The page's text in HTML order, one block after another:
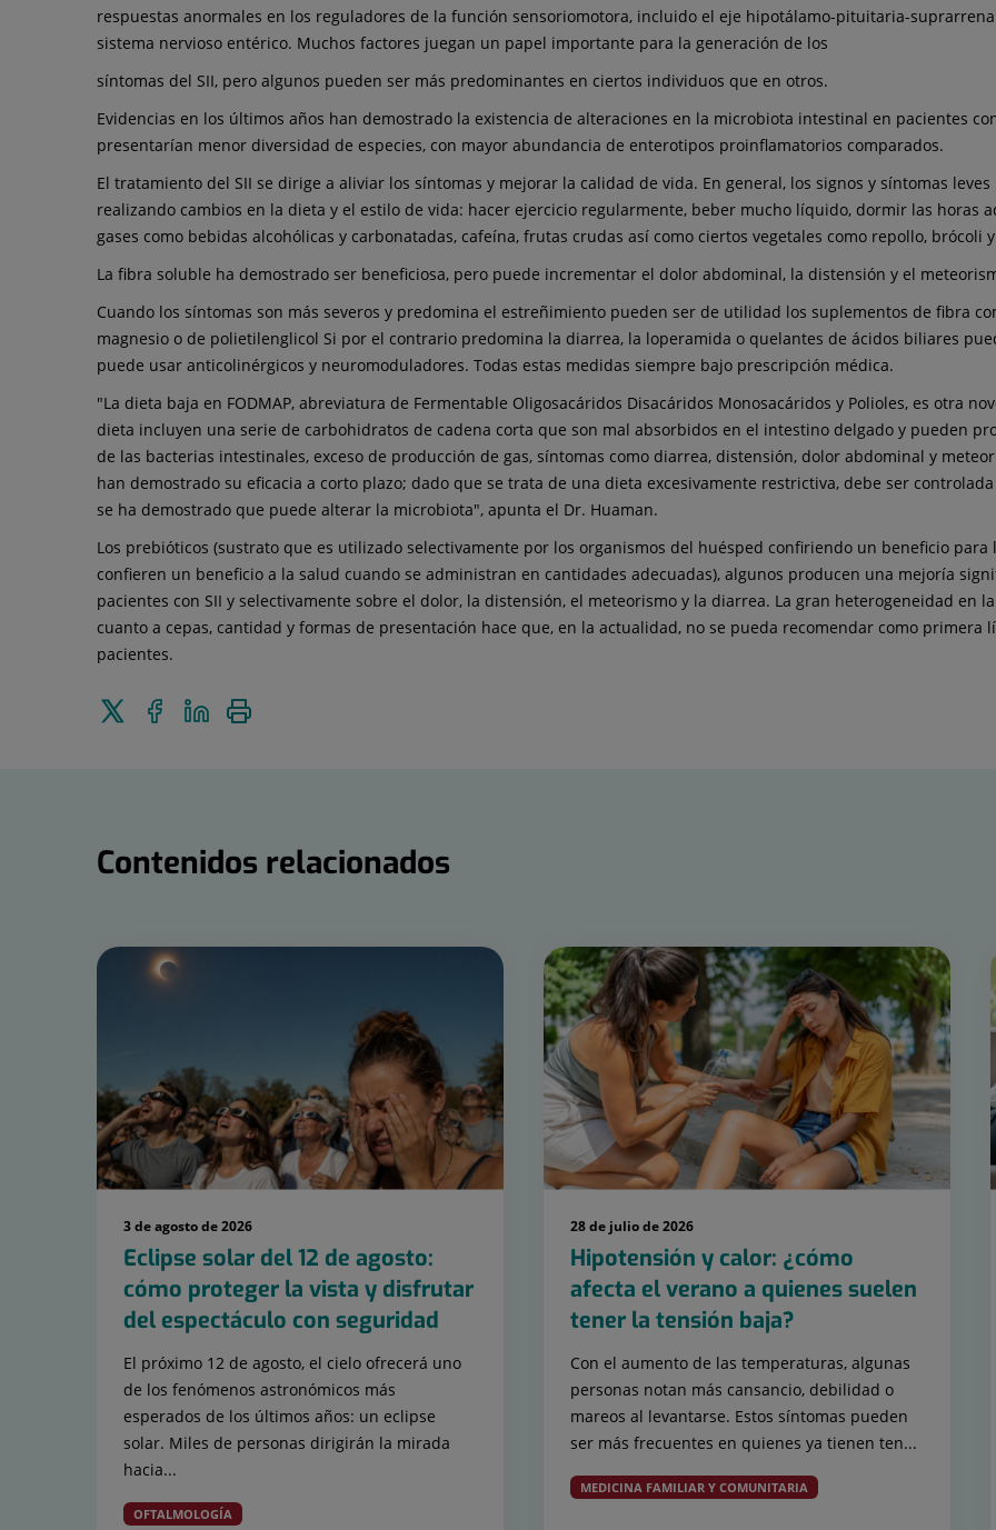
respuestas anormales en los reguladores de la función sensoriomotora, incluido el eje hipotálamo-pituitaria-
sistema nervioso entérico. Muchos factores juegan un papel importante para la generación de los
síntomas del SII, pero algunos pueden ser más predominantes en ciertos individuos que en otros.
Evidencias en los últimos años han demostrado la existencia de alteraciones en la microbiota intestinal en pacientes
presentarían menor diversidad de especies, con mayor abundancia de enterotipos proinflamatorios comparados.
El tratamiento del SII se dirige a aliviar los síntomas y mejorar la calidad de vida. En general, los signos y síntomas
realizando cambios en la dieta y el estilo de vida: hacer ejercicio regularmente, beber mucho líquido, dormir las horas
gases como bebidas alcohólicas y carbonatadas, cafeína, frutas crudas así como ciertos vegetales como repollo, brócoli
La fibra soluble ha demostrado ser beneficiosa, pero puede incrementar el dolor abdominal, la distensión y el
Cuando los síntomas son más severos y predomina el estreñimiento pueden ser de utilidad los suplementos de fibra
magnesio o de polietilenglicol Si por el contrario predomina la diarrea, la loperamida o quelantes de ácidos biliares
puede usar anticolinérgicos y neuromoduladores. Todas estas medidas siempre bajo prescripción médica.
"La dieta baja en FODMAP, abreviatura de Fermentable Oligosacáridos Disacáridos Monosacáridos y Polioles, es otra
dieta incluyen una serie de carbohidratos de cadena corta que son mal absorbidos en el intestino delgado y pueden
de las bacterias intestinales, exceso de producción de gas, síntomas como diarrea, distensión, dolor abdominal y
han demostrado su eficacia a corto plazo; dado que se trata de una dieta excesivamente restrictiva, debe ser
se ha demostrado que puede alterar la microbiota", apunta el Dr. Huaman.
Los prebióticos (sustrato que es utilizado selectivamente por los organismos del huésped confiriendo un beneficio
confieren un beneficio a la salud cuando se administran en cantidades adecuadas), algunos producen una mejoría
pacientes con SII y selectivamente sobre el dolor, la distensión, el meteorismo y la diarrea. La gran heterogeneidad en
cuanto a cepas, cantidad y formas de presentación hace que, en la actualidad, no se pueda recomendar como
pacientes.
Enviar
Compartir
en
Compartir
Contenidos relacionados
Número
3 de agosto de 2026
Eclipse solar del 12 de agosto:
cómo proteger la vista y disfrutar
del espectáculo con seguridad
El próximo 12 de agosto, el cielo ofrecerá uno
de los fenómenos astronómicos más
esperados de los últimos años: un eclipse
solar. Miles de personas dirigirán la mirada
hacia...
OFTALMOLOGÍA
28 de julio de 2026
Hipotensión y calor: ¿cómo
afecta el verano a quienes suelen
tener la tensión baja?
Con el aumento de las temperaturas, algunas
personas notan más cansancio, debilidad o
mareos al levantarse. Estos síntomas pueden
ser más frecuentes en quienes ya tienen ten...
MEDICINA FAMILIAR Y COMUNITARIA